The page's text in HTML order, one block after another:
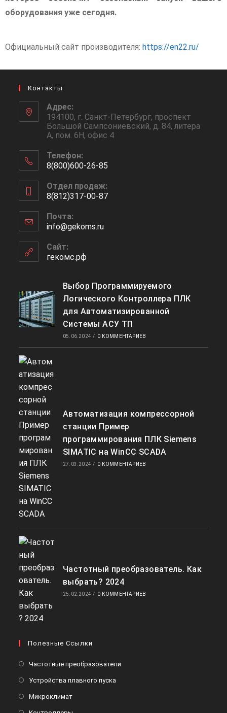
оборудования уже сегодня.
Официальный сайт производителя: https://en22.ru/
Контакты
Адрес:
194100, г. Санкт-Петербург, проспект
Большой Сампсониевский, д. 84, литера
А, пом. 6Н, офис 4
Телефон:
8(800)600-26-85
Отдел продаж:
8(812)317-00-87
Почта:
info@gekoms.ru
Сайт:
гекомс.рф
Выбор Программируемого
Логического Контроллера ПЛК
для Автоматизированной
Системы АСУ ТП
05.06.2024 / 0 КОММЕНТАРИЕВ
Автоматизация компрессорной
станции Пример
программирования ПЛК Siemens
SIMATIC на WinCC SCADA
27.03.2024 / 0 КОММЕНТАРИЕВ
Частотный преобразователь. Как
выбрать? 2024
25.02.2024 / 0 КОММЕНТАРИЕВ
Полезные Ссылки
Частотные преобразователи
Устройства плавного пуска
Микроклимат